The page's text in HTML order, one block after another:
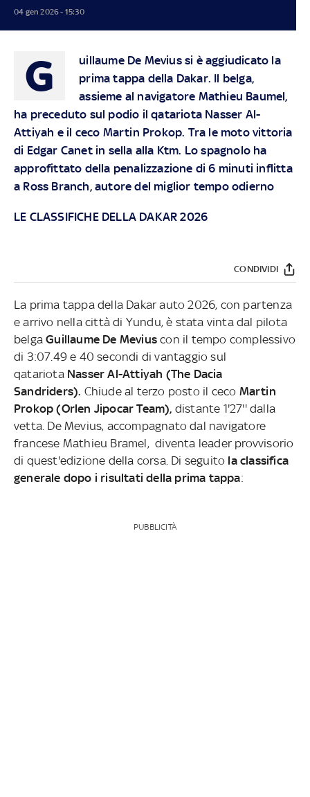
04 gen 2026 - 15:30
G
uillaume De Mevius si è aggiudicato la
prima tappa della Dakar. Il belga,
assieme al navigatore Mathieu Baumel,
ha preceduto sul podio il qatariota Nasser Al-
Attiyah e il ceco Martin Prokop. Tra le moto vittoria
di Edgar Canet in sella alla Ktm. Lo spagnolo ha
approfittato della penalizzazione di 6 minuti inflitta
a Ross Branch, autore del miglior tempo odierno
LE CLASSIFICHE DELLA DAKAR 2026
CONDIVIDI
La prima tappa della Dakar auto 2026, con partenza
e arrivo nella città di Yundu, è stata vinta dal pilota
belgaGuillaume De Mevius con il tempo complessivo
di 3:07.49 e 40 secondi di vantaggio sul
qatariota Nasser Al-Attiyah (The Dacia
Sandriders). Chiude al terzo posto il ceco Martin
Prokop (Orlen Jipocar Team), distante 1'27'' dalla
vetta. De Mevius, accompagnato dal navigatore
francese Mathieu Bramel, diventa leader provvisorio
di quest'edizione della corsa. Di seguito la classifica
generale dopo i risultati della prima tappa:
PUBBLICITÀ